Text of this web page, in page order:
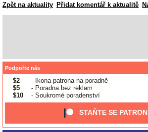
Zpět na aktuality Přidat komentář k aktualitě
Podpořte nás
$2
- Ikona patrona na poradně
$5
- Poradna bez reklam
$10
- Soukromé poradenství
STAŇTE SE